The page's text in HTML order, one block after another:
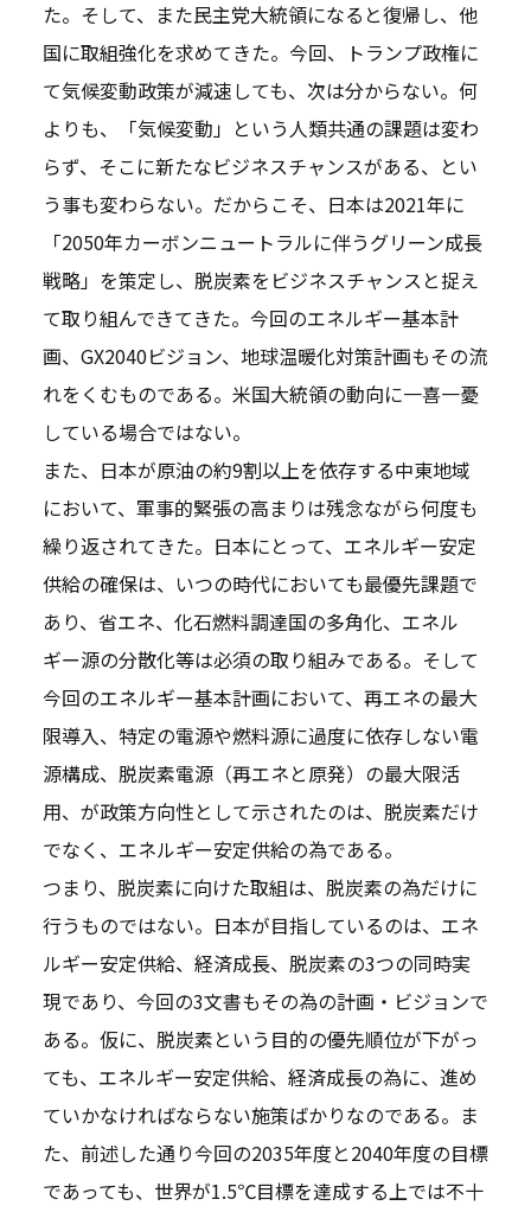
た。そして、また民主党大統領になると復帰し、他
国に取組強化を求めてきた。今回、トランプ政権に
て気候変動政策が減速しても、次は分からない。何
よりも、「気候変動」という人類共通の課題は変わ
らず、そこに新たなビジネスチャンスがある、とい
う事も変わらない。だからこそ、日本は2021年に
「2050年カーボンニュートラルに伴うグリーン成長
戦略」を策定し、脱炭素をビジネスチャンスと捉え
て取り組んできてきた。今回のエネルギー基本計
画、GX2040ビジョン、地球温暖化対策計画もその流
れをくむものである。米国大統領の動向に一喜一憂
している場合ではない。
また、日本が原油の約9割以上を依存する中東地域
において、軍事的緊張の高まりは残念ながら何度も
繰り返されてきた。日本にとって、エネルギー安定
供給の確保は、いつの時代においても最優先課題で
あり、省エネ、化石燃料調達国の多角化、エネル
ギー源の分散化等は必須の取り組みである。そして
今回のエネルギー基本計画において、再エネの最大
限導入、特定の電源や燃料源に過度に依存しない電
源構成、脱炭素電源（再エネと原発）の最大限活
用、が政策方向性として示されたのは、脱炭素だけ
でなく、エネルギー安定供給の為である。
つまり、脱炭素に向けた取組は、脱炭素の為だけに
行うものではない。日本が目指しているのは、エネ
ルギー安定供給、経済成長、脱炭素の3つの同時実
現であり、今回の3文書もその為の計画・ビジョンで
ある。仮に、脱炭素という目的の優先順位が下がっ
ても、エネルギー安定供給、経済成長の為に、進め
ていかなければならない施策ばかりなのである。ま
た、前述した通り今回の2035年度と2040年度の目標
であっても、世界が1.5℃目標を達成する上では不十